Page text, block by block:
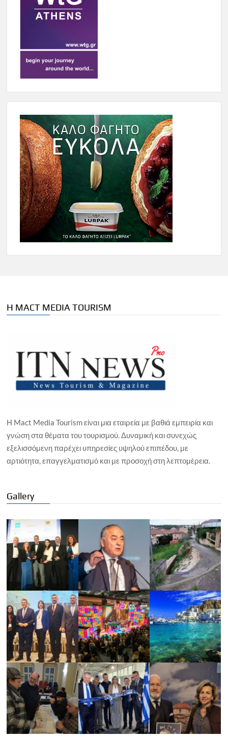
Η MACT MEDIA TOURISM
Η Mact Media Tourism είναι μια εταιρεία με βαθιά εμπειρία και
γνώση στα θέματα του τουρισμού. Δυναμική και συνεχώς
εξελισσόμενη παρέχει υπηρεσίες υψηλού επιπέδου, με
αρτιότητα, επαγγελματισμό και με προσοχή στη λεπτομέρεια.
Gallery